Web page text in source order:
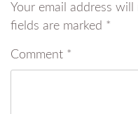
Your email address
fields are marked *
Comment *